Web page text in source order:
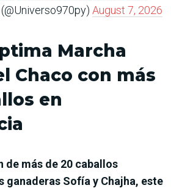
August 7, 2026
Marcha
Chaco con más
en
de más de 20 caballos
ganaderas Sofía y Chajha, este